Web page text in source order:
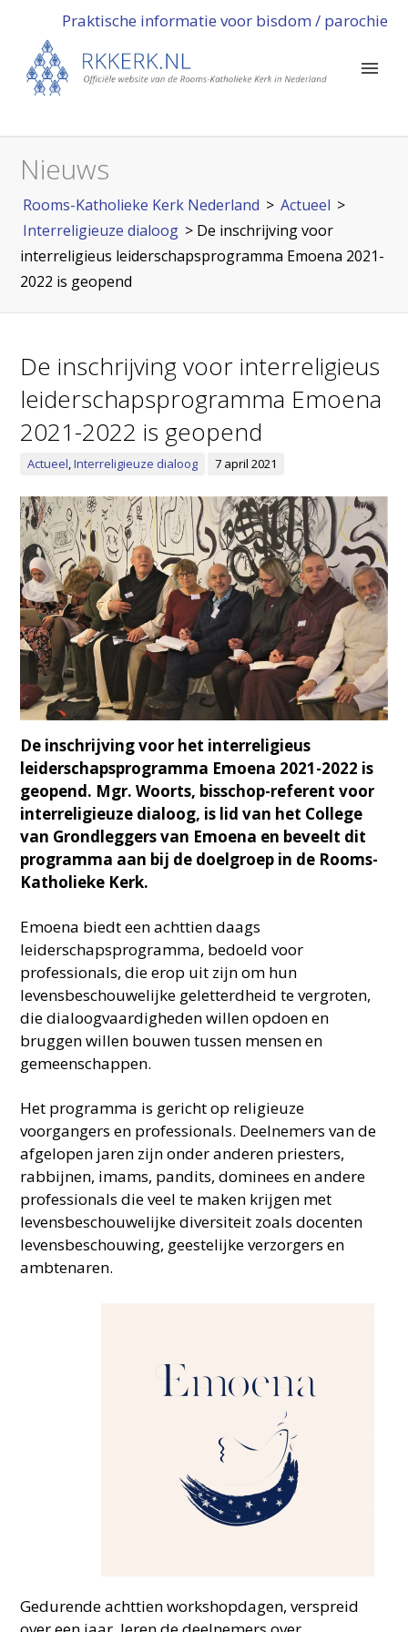
Praktische informatie voor bisdom / parochie
Nieuws
Rooms-Katholieke Kerk Nederland > Actueel >
Interreligieuze dialoog > De inschrijving voor
interreligieus leiderschapsprogramma Emoena 2021-
2022 is geopend
De inschrijving voor interreligieus
leiderschapsprogramma Emoena
2021-2022 is geopend
Actueel,Interreligieuze dialoog 7 april 2021
De inschrijving voor het interreligieus
leiderschapsprogramma Emoena 2021-2022 is
geopend. Mgr. Woorts, bisschop-referent voor
interreligieuze dialoog, is lid van het College
van Grondleggers van Emoena en beveelt dit
programma aan bij de doelgroep in de Rooms-
Katholieke Kerk.
Emoena biedt een achttien daags
leiderschapsprogramma, bedoeld voor
professionals, die erop uit zijn om hun
levensbeschouwelijke geletterdheid te vergroten,
die dialoogvaardigheden willen opdoen en
bruggen willen bouwen tussen mensen en
gemeenschappen.
Het programma is gericht op religieuze
voorgangers en professionals. Deelnemers van de
afgelopen jaren zijn onder anderen priesters,
rabbijnen, imams, pandits, dominees en andere
professionals die veel te maken krijgen met
levensbeschouwelijke diversiteit zoals docenten
levensbeschouwing, geestelijke verzorgers en
ambtenaren.
Gedurende achttien workshopdagen, verspreid